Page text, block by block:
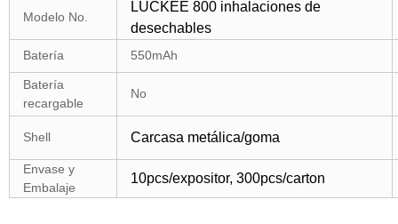
Modelo No.
LUCKEE 800 inhalaciones de
desechables
Batería 550mAh
Batería
recargable
No
Shell Carcasa metálica/goma
Envase y
Embalaje
10pcs/expositor, 300pcs/carton